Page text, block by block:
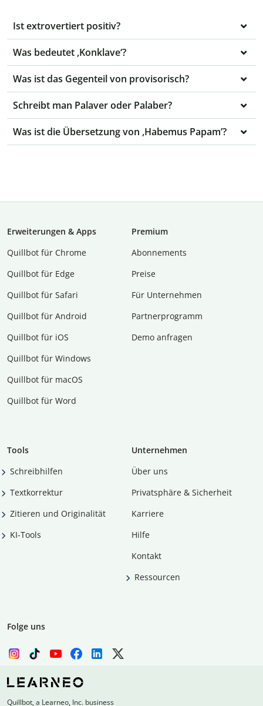
Ist extrovertiert positiv?
Was bedeutet ,Konklave‘?
Was ist das Gegenteil von provisorisch?
Schreibt man Palaver oder Palaber?
Was ist die Übersetzung von ,Habemus Papam’?
Erweiterungen & Apps
Quillbot für Chrome
Quillbot für Edge
Quillbot für Safari
Quillbot für Android
Quillbot für iOS
Quillbot für Windows
Quillbot für macOS
Quillbot für Word
Premium
Abon­ne­ments
Preise
Für Unternehmen
Partnerprogramm
Demo anfragen
Tools
Schreibhilfen
Textkorrektur
Zitieren und Originalität
KI-Tools
Unternehmen
Über uns
Privatsphäre & Sicherheit
Karriere
Hilfe
Kontakt
Ressourcen
Folge uns
Quillbot, a Learneo, Inc. business